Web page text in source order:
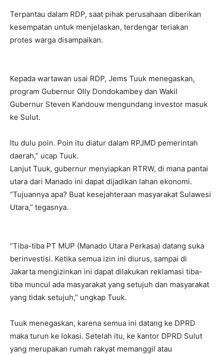
Terpantau dalam RDP, saat pihak perusahaan diberikan
kesempatan untuk menjelaskan, terdengar teriakan
protes warga disampaikan.
Kepada wartawan usai RDP, Jems Tuuk menegaskan,
program Gubernur Olly Dondokambey dan Wakil
Gubernur Steven Kandouw mengundang investor masuk
ke Sulut.
Itu dulu poin. Poin itu diatur dalam RPJMD pemerintah
daerah,” ucap Tuuk.
Lanjut Tuuk, gubernur menyiapkan RTRW, di mana pantai
utara dari Manado ini dapat dijadikan lahan ekonomi.
“Tujuannya apa? Buat kesejahteraan masyarakat Sulawesi
Utara,” tegasnya.
“Tiba-tiba PT MUP (Manado Utara Perkasa) datang suka
berinvestisi. Ketika semua izin ini diurus, sampai di
Jakarta mengizinkan ini dapat dilakukan reklamasi tiba-
tiba muncul ada masyarakat yang setujuh dan masyarakat
yang tidak setujuh,” ungkap Tuuk.
Tuuk menegaskan, karena semua ini datang ke DPRD
maka turun ke lokasi. Setelah itu, ke kantor DPRD Sulut
yang merupakan rumah rakyat memanggil atau